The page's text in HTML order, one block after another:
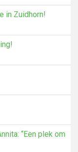
in Zuidhorn!
“Een plek om